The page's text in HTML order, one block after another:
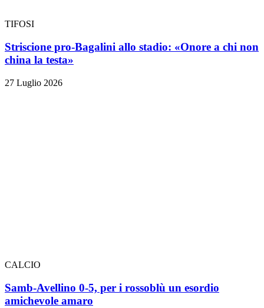
TIFOSI
Striscione pro-Bagalini allo stadio: «Onore a chi non
china la testa»
27 Luglio 2026
CALCIO
Samb-Avellino 0-5, per i rossoblù un esordio
amichevole amaro